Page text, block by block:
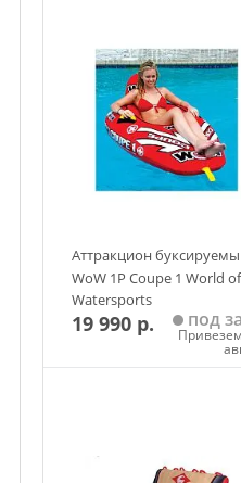
Аттракцион
WoW 1P Coupe 1 World of
Watersports
19 990 р. под